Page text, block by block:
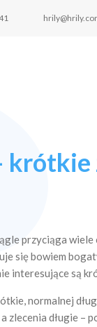
krótkie
przyciąga
się bowiem
interesujące są
normalnej
zlecenia długie –